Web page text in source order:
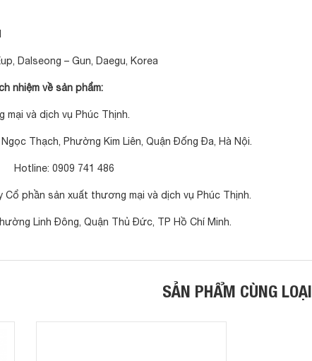
Dalseong – Gun, Daegu, Korea
nhiệm về sản phẩm:
và dịch vụ Phúc Thịnh.
Thạch, Phường Kim Liên, Quận Đống Đa, Hà Nội.
0909 741 486
Cổ phần sản xuất thương mại và dịch vụ Phúc Thịnh.
Linh Đông, Quận Thủ Đức, TP Hồ Chí Minh.
SẢN PHẨM CÙNG LOẠI